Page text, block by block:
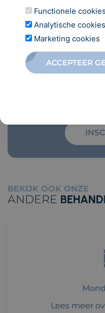
Wij verwelkomen
BEKIJK OOK ONZE
ANDERE
Lees meer
Functionele
Analytische cookies
Marketing cookies
ACCEPTEER